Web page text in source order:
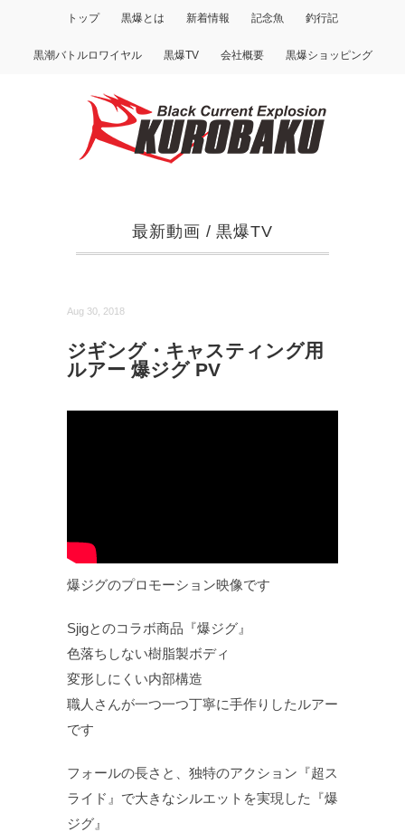
トップ 黒爆とは 新着情報 記念魚 釣行記
黒潮バトルロワイヤル 黒爆TV 会社概要 黒爆ショッピング
最新動画 /黒爆TV
Aug 30, 2018
ジギング・キャスティング用
ルアー 爆ジグ PV
爆ジグのプロモーション映像です
Sjigとのコラボ商品『爆ジグ』
色落ちしない樹脂製ボディ
変形しにくい内部構造
職人さんが一つ一つ丁寧に手作りしたルアー
です
フォールの長さと、独特のアクション『超ス
ライド』で大きなシルエットを実現した『爆
ジグ』